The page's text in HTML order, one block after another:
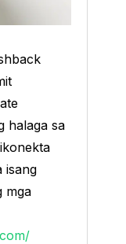
halaga sa
isang
mga